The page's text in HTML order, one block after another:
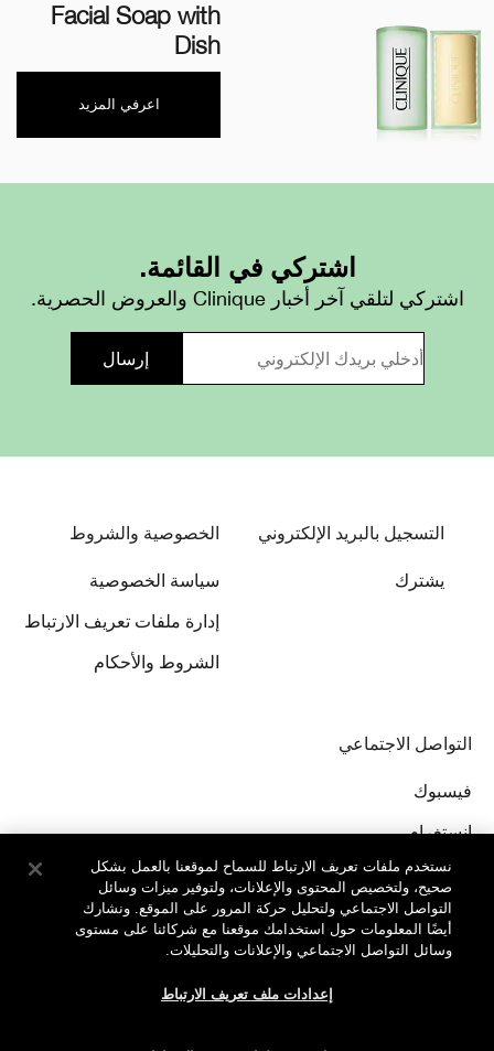
Facial Soap with
Dish
اعرفي المزيد
اشتركي في القائمة.
اشتركي لتلقي آخر أخبار Clinique والعروض الحصرية.
التسجيل بالبريد الإلكتروني
يشترك
الخصوصية والشروط
سياسة الخصوصية
إدارة ملفات تعريف الارتباط
الشروط والأحكام
التواصل الاجتماعي
فيسبوك
إنستغرام
نستخدم ملفات تعريف الارتباط للسماح لموقعنا بالعمل بشكل
صحيح، ولتخصيص المحتوى والإعلانات، ولتوفير ميزات وسائل
التواصل الاجتماعي ولتحليل حركة المرور على الموقع. ونشارك
أيضًا المعلومات حول استخدامك موقعنا مع شركائنا على مستوى
وسائل التواصل الاجتماعي والإعلانات والتحليلات.
إعدادات ملف تعريف الارتباط